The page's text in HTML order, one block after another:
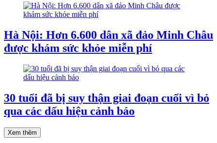
Hà Nội: Hơn 6.600 dân xã đảo Minh Châu
được khám sức khỏe miễn phí
30 tuổi đã bị suy thận giai đoạn cuối vì bỏ
qua các dấu hiệu cảnh báo
Xem thêm